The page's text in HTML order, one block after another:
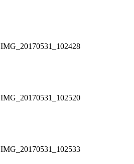
IMG_20170531_102428
IMG_20170531_102520
IMG_20170531_102533